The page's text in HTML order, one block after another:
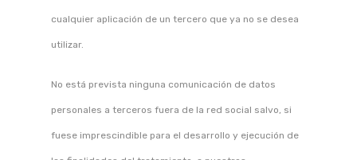
cualquier aplicación de un tercero que ya no se desea
utilizar.
No está prevista ninguna comunicación de datos
personales a terceros fuera de la red social salvo, si
fuese imprescindible para el desarrollo y ejecución de